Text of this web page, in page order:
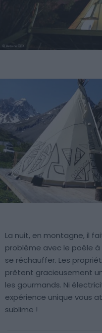
La nuit, en montagne, il
problème avec le poêle
se réchauffer. Les
prêtent gracieusement
les gourmands. Ni
expérience unique vous
sublime !